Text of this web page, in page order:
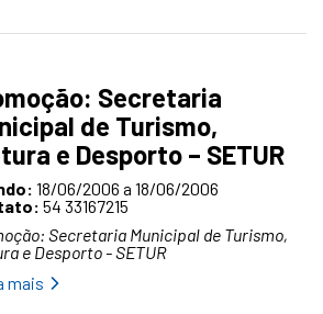
Secretaria
de Turismo,
e Desporto – SETUR
18/06/2006 a 18/06/2006
54 33167215
Secretaria Municipal de Turismo,
e Desporto - SETUR
mais